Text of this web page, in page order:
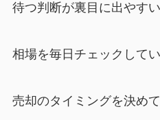
待つ判断が裏目に出やす
相場を毎日チェックして
売却のタイミングを決め